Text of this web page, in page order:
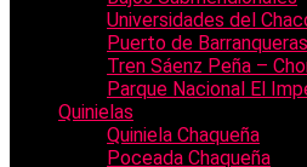
Universidades del
Puerto de Barranqueras
Tren Sáenz Peña –
Parque Nacional El
Quinielas
Quiniela Chaqueña
Poceada Chaqueña